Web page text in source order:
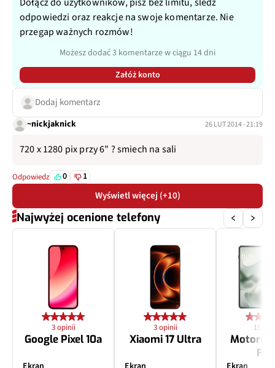
odpowiedzi oraz reakcje na swoje komentarze. Nie
przegap ważnych rozmów!
Możesz dodać 3 komentarze w ciągu 14 dni
Załóż konto
Dodaj komentarz
~nickjaknick 26 LUT 2014 · 21:19
720 x 1280 pix przy 6" ? smiech na sali
Odpowiedz 0 1
Wyświetl więcej (+10)
Najwyżej ocenione telefony
3 opinii
Google Pixel 10a
3 opinii
Xiaomi 17 Ultra
15
Motorola